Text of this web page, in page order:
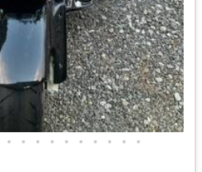
• • • • • • • • • •